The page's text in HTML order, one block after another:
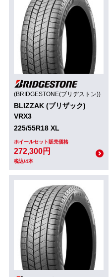
(BRIDGESTONE(ブリヂストン))
BLIZZAK (ブリザック)
VRX3
225/55R18 XL
ホイールセット販売価格
272,300円
税込/4本